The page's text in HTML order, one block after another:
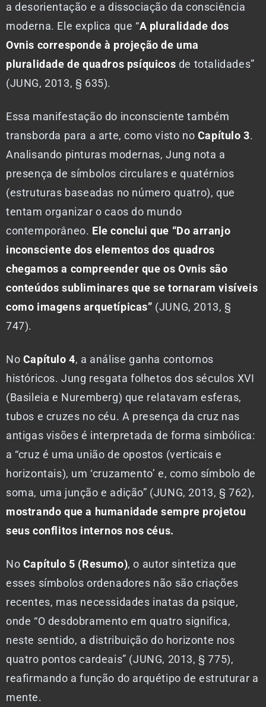
a desorientação e a dissociação da consciência
moderna. Ele explica que “A pluralidade dos
Ovnis corresponde à projeção de uma
pluralidade de quadros psíquicos de totalidades”
(JUNG, 2013, § 635).
Essa manifestação do inconsciente também
transborda para a arte, como visto no Capítulo 3.
Analisando pinturas modernas, Jung nota a
presença de símbolos circulares e quatérnios
(estruturas baseadas no número quatro), que
tentam organizar o caos do mundo
contemporâneo. Ele conclui que “Do arranjo
inconsciente dos elementos dos quadros
chegamos a compreender que os Ovnis são
conteúdos subliminares que se tornaram visíveis
como imagens arquetípicas” (JUNG, 2013, §
747).
No Capítulo 4, a análise ganha contornos
históricos. Jung resgata folhetos dos séculos XVI
(Basileia e Nuremberg) que relatavam esferas,
tubos e cruzes no céu. A presença da cruz nas
antigas visões é interpretada de forma simbólica:
a “cruz é uma união de opostos (verticais e
horizontais), um ‘cruzamento’ e, como símbolo de
soma, uma junção e adição” (JUNG, 2013, § 762),
mostrando que a humanidade sempre projetou
seus conflitos internos nos céus.
No Capítulo 5 (Resumo), o autor sintetiza que
esses símbolos ordenadores não são criações
recentes, mas necessidades inatas da psique,
onde “O desdobramento em quatro significa,
neste sentido, a distribuição do horizonte nos
quatro pontos cardeais” (JUNG, 2013, § 775),
reafirmando a função do arquétipo de estruturar a
mente.